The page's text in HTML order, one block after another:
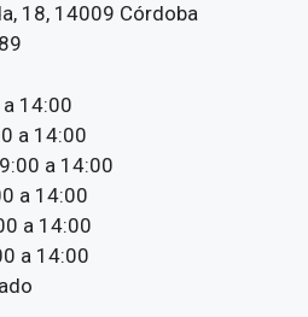
18, 14009 Córdoba
14:00
a 14:00
a 14:00
a 14:00
a 14:00
a 14:00